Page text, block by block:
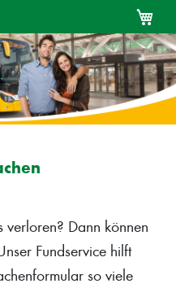
verloren? Dann können
Fundservice hilft
so viele